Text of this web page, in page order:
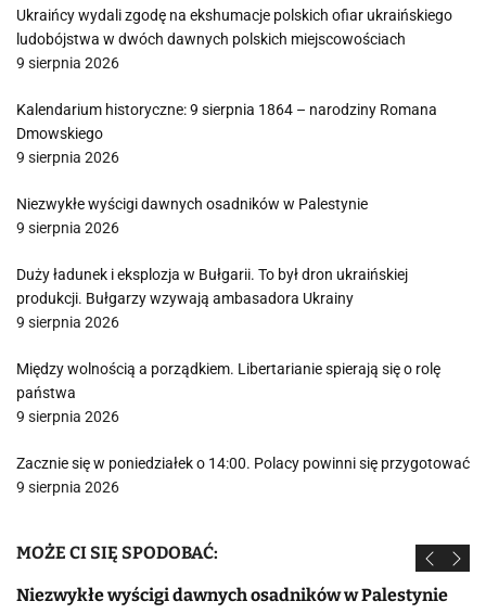
Ukraińcy wydali zgodę na ekshumacje polskich ofiar ukraińskiego
ludobójstwa w dwóch dawnych polskich miejscowościach
9 sierpnia 2026
Kalendarium historyczne: 9 sierpnia 1864 – narodziny Romana
Dmowskiego
9 sierpnia 2026
Niezwykłe wyścigi dawnych osadników w Palestynie
9 sierpnia 2026
Duży ładunek i eksplozja w Bułgarii. To był dron ukraińskiej
produkcji. Bułgarzy wzywają ambasadora Ukrainy
9 sierpnia 2026
Między wolnością a porządkiem. Libertarianie spierają się o rolę
państwa
9 sierpnia 2026
Zacznie się w poniedziałek o 14:00. Polacy powinni się przygotować
9 sierpnia 2026
MOŻE CI SIĘ SPODOBAĆ:
Niezwykłe wyścigi dawnych osadników w Palestynie